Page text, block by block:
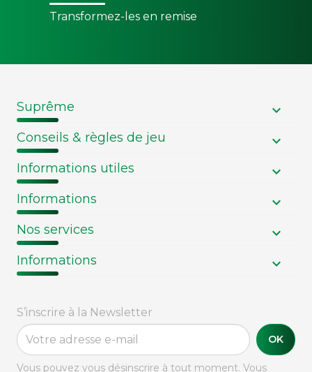
Transformez-les en remise
Suprême
Conseils & règles de jeu
Informations utiles
Informations
Nos services
Informations
S’inscrire à la Newsletter
OK
Vous pouvez vous désinscrire à tout moment. Vous